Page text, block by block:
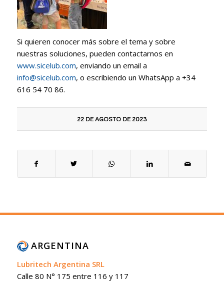
Si quieren conocer más sobre el tema y sobre
nuestras soluciones, pueden contactarnos en
www.sicelub.com, enviando un email a
info@sicelub.com, o escribiendo un WhatsApp a +34
616 54 70 86.
22 DE AGOSTO DE 2023
ARGENTINA
Lubritech Argentina SRL
Calle 80 N° 175 entre 116 y 117